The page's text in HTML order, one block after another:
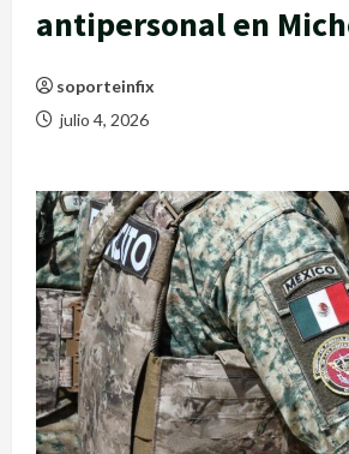
antipersonal en
soporteinfix
julio 4, 2026